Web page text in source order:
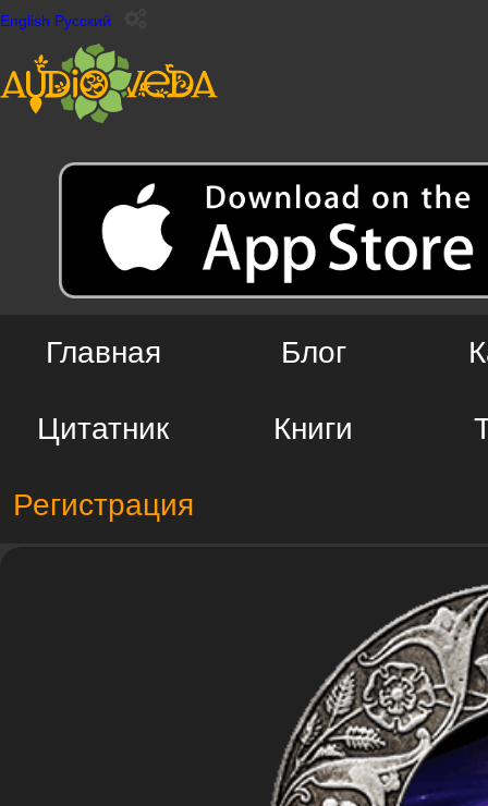
English Русский
Главная Блог
Цитатник Книги
Регистрация